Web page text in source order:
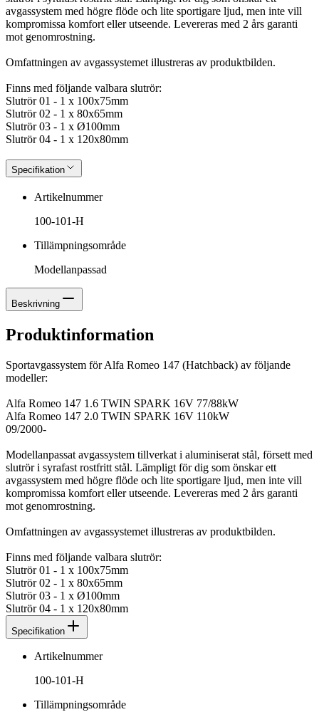
avgassystem med högre flöde och lite sportigare ljud, men inte vill
kompromissa komfort eller utseende. Levereras med 2 års garanti
mot genomrostning.
Omfattningen av avgassystemet illustreras av produktbilden.
Finns med följande valbara slutrör:
Slutrör 01 - 1 x 100x75mm
Slutrör 02 - 1 x 80x65mm
Slutrör 03 - 1 x Ø100mm
Slutrör 04 - 1 x 120x80mm
Specifikation
Artikelnummer
100-101-H
Tillämpningsområde
Modellanpassad
Beskrivning
Produktinformation
Sportavgassystem för Alfa Romeo 147 (Hatchback) av följande
modeller:
Alfa Romeo 147 1.6 TWIN SPARK 16V 77/88kW
Alfa Romeo 147 2.0 TWIN SPARK 16V 110kW
09/2000-
Modellanpassat avgassystem tillverkat i aluminiserat stål, försett med
slutrör i syrafast rostfritt stål. Lämpligt för dig som önskar ett
avgassystem med högre flöde och lite sportigare ljud, men inte vill
kompromissa komfort eller utseende. Levereras med 2 års garanti
mot genomrostning.
Omfattningen av avgassystemet illustreras av produktbilden.
Finns med följande valbara slutrör:
Slutrör 01 - 1 x 100x75mm
Slutrör 02 - 1 x 80x65mm
Slutrör 03 - 1 x Ø100mm
Slutrör 04 - 1 x 120x80mm
Specifikation
Artikelnummer
100-101-H
Tillämpningsområde